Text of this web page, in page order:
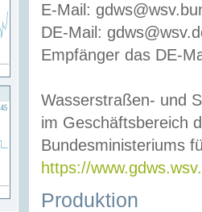
E-Mail:
DE-Mail:
Empfänger das DE-
Wasserstraßen- und
im Geschäftsbereich
Bundesministeriums
https://
Produktion